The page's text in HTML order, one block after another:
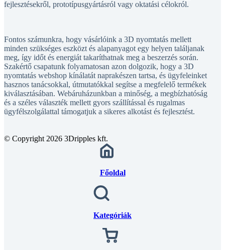
minden szükséges eszközt és alapanyagot egy helyen találjanak
meg, így időt és energiát takaríthatnak meg a beszerzés során.
Szakértő csapatunk folyamatosan azon dolgozik, hogy a 3D
nyomtatás webshop kínálatát naprakészen tartsa, és ügyfeleinket
hasznos tanácsokkal, útmutatókkal segítse a megfelelő termékek
kiválasztásában. Webáruházunkban a minőség, a megbízhatóság
és a széles választék mellett gyors szállítással és rugalmas
ügyfélszolgálattal támogatjuk a sikeres alkotást és fejlesztést.